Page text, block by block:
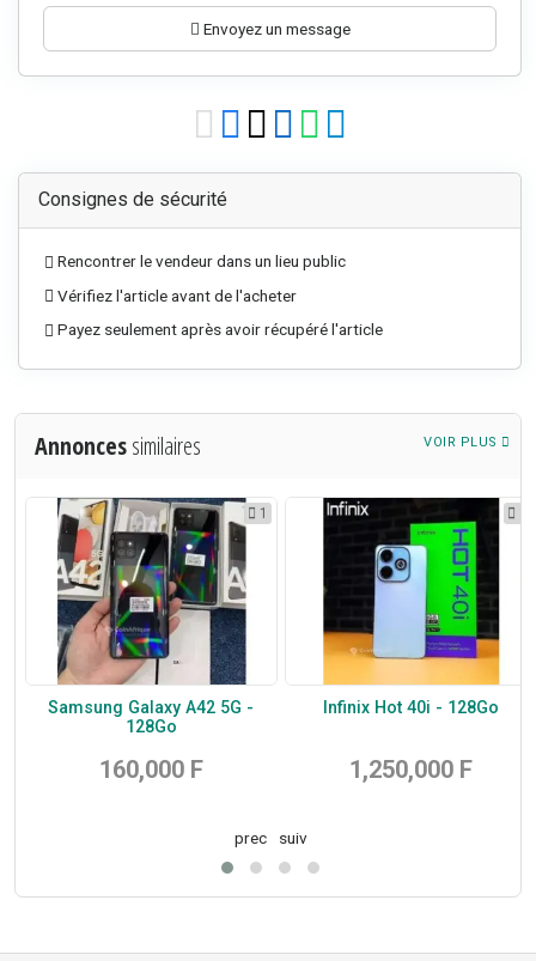
Envoyez un message
Consignes de sécurité
Rencontrer le vendeur dans un lieu public
Vérifiez l'article avant de l'acheter
Payez seulement après avoir récupéré l'article
Annoncessimilaires VOIR PLUS
1
Samsung Galaxy A42 5G -
128Go
160,000 F
Infinix Hot 40i - 128Go
1,250,000 F
prec suiv